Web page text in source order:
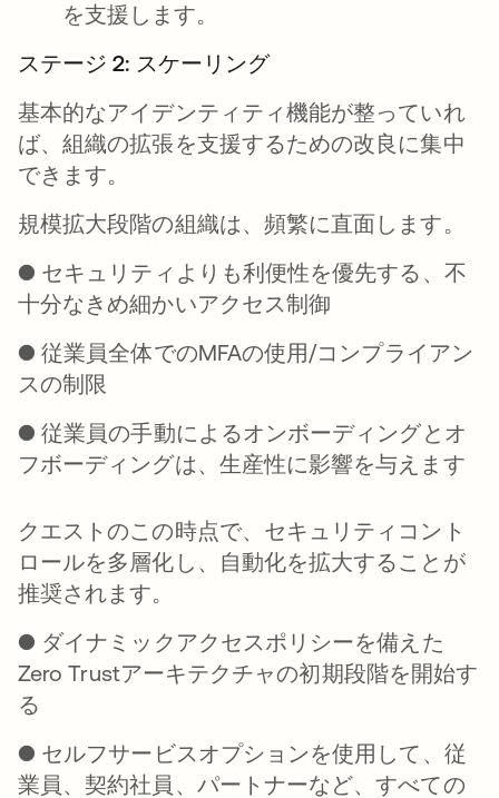
を支援します。
ステージ 2: スケーリング
基本的なアイデンティティ機能が整っていれ
ば、組織の拡張を支援するための改良に集中
できます。
規模拡大段階の組織は、頻繁に直面します。
● セキュリティよりも利便性を優先する、不
十分なきめ細かいアクセス制御
● 従業員全体でのMFAの使用/コンプライアン
スの制限
● 従業員の手動によるオンボーディングとオ
フボーディングは、生産性に影響を与えます
クエストのこの時点で、 セキュリティコント
ロールを多層化し 、自動化を拡大することが
推奨されます。
● ダイナミックアクセスポリシーを備えた
Zero Trustアーキテクチャの初期段階を開始す
る
● セルフサービスオプションを使用して、従
業員、契約社員、パートナーなど、すべての